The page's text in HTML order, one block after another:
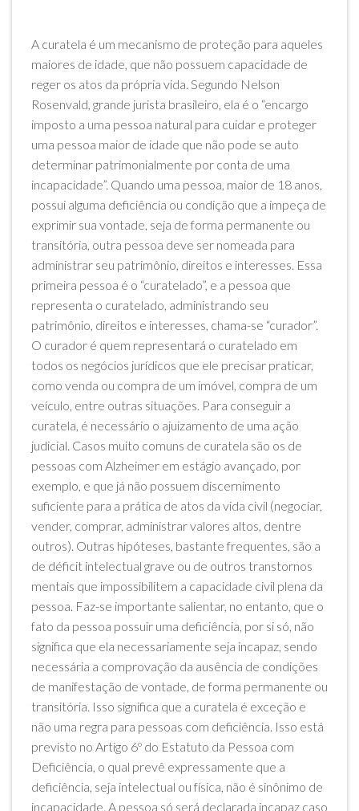
A curatela é um mecanismo de proteção para aqueles
maiores de idade, que não possuem capacidade de
reger os atos da própria vida. Segundo Nelson
Rosenvald, grande jurista brasileiro, ela é o “encargo
imposto a uma pessoa natural para cuidar e proteger
uma pessoa maior de idade que não pode se auto
determinar patrimonialmente por conta de uma
incapacidade”. Quando uma pessoa, maior de 18 anos,
possui alguma deficiência ou condição que a impeça de
exprimir sua vontade, seja de forma permanente ou
transitória, outra pessoa deve ser nomeada para
administrar seu patrimônio, direitos e interesses. Essa
primeira pessoa é o “curatelado”, e a pessoa que
representa o curatelado, administrando seu
patrimônio, direitos e interesses, chama-se “curador”.
O curador é quem representará o curatelado em
todos os negócios jurídicos que ele precisar praticar,
como venda ou compra de um imóvel, compra de um
veículo, entre outras situações. Para conseguir a
curatela, é necessário o ajuizamento de uma ação
judicial. Casos muito comuns de curatela são os de
pessoas com Alzheimer em estágio avançado, por
exemplo, e que já não possuem discernimento
suficiente para a prática de atos da vida civil (negociar,
vender, comprar, administrar valores altos, dentre
outros). Outras hipóteses, bastante frequentes, são a
de déficit intelectual grave ou de outros transtornos
mentais que impossibilitem a capacidade civil plena da
pessoa. Faz-se importante salientar, no entanto, que o
fato da pessoa possuir uma deficiência, por si só, não
significa que ela necessariamente seja incapaz, sendo
necessária a comprovação da ausência de condições
de manifestação de vontade, de forma permanente ou
transitória. Isso significa que a curatela é exceção e
não uma regra para pessoas com deficiência. Isso está
previsto no Artigo 6º do Estatuto da Pessoa com
Deficiência, o qual prevê expressamente que a
deficiência, seja intelectual ou física, não é sinônimo de
incapacidade. A pessoa só será declarada incapaz caso